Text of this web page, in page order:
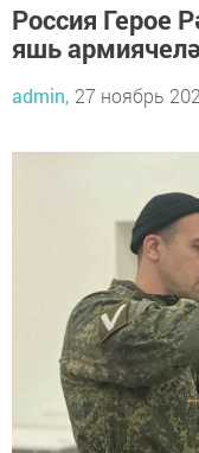
Россия Герое
яшь
admin, 27 ноябрь